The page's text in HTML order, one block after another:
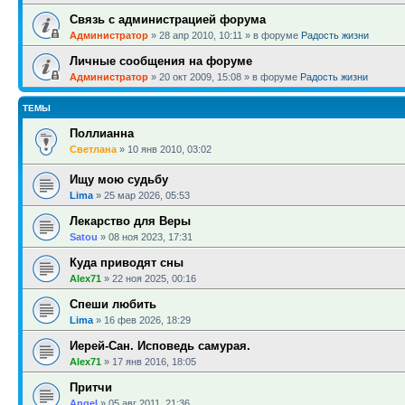
Связь с администрацией форума
Администратор » 28 апр 2010, 10:11 » в форуме Радость жизни
Личные сообщения на форуме
Администратор » 20 окт 2009, 15:08 » в форуме Радость жизни
ТЕМЫ
Поллианна
Светлана » 10 янв 2010, 03:02
Ищу мою судьбу
Lima » 25 мар 2026, 05:53
Лекарство для Веры
Satou » 08 ноя 2023, 17:31
Куда приводят сны
Alex71 » 22 ноя 2025, 00:16
Спеши любить
Lima » 16 фев 2026, 18:29
Иерей-Сан. Исповедь самурая.
Alex71 » 17 янв 2016, 18:05
Притчи